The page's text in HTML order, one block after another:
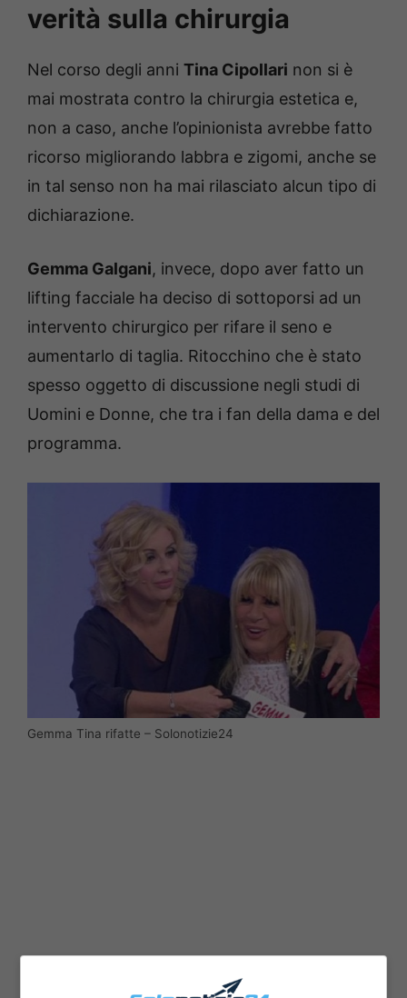
verità sulla chirurgia
Nel corso degli anni Tina Cipollari non si è
mai mostrata contro la chirurgia estetica e,
non a caso, anche l’opinionista avrebbe fatto
ricorso migliorando labbra e zigomi, anche se
in tal senso non ha mai rilasciato alcun tipo di
dichiarazione.
Gemma Galgani, invece, dopo aver fatto un
lifting facciale ha deciso di sottoporsi ad un
intervento chirurgico per rifare il seno e
aumentarlo di taglia. Ritocchino che è stato
spesso oggetto di discussione negli studi di
Uomini e Donne, che tra i fan della dama e del
programma.
Gemma Tina rifatte – Solonotizie24